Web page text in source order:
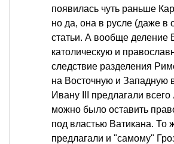
появилась чуть раньше
но да, она в русле (даже в
статьи. А вообще деление
католическую и
следствие разделения
на Восточную и Западную
Ивану III предлагали
можно было оставить
под властью Ватикана. То
предлагали и "самому"